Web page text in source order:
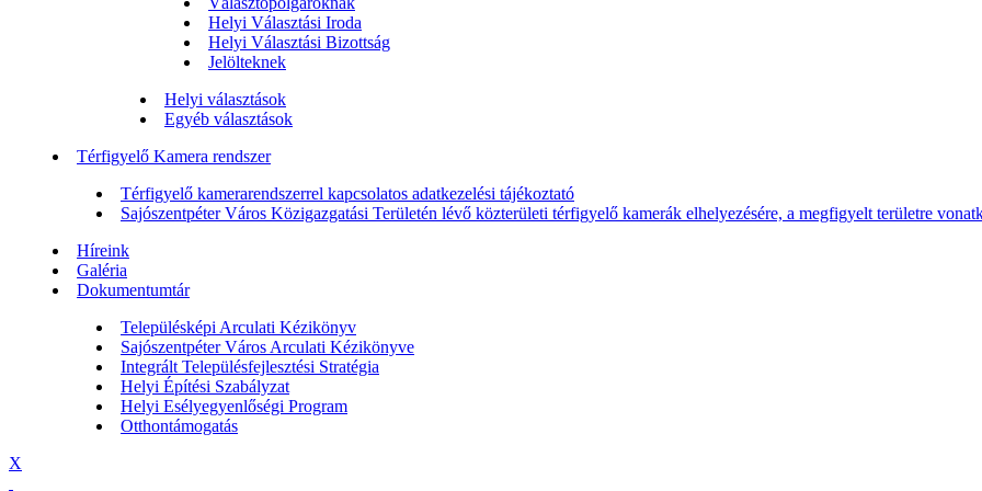
Helyi Választási Iroda
Helyi Választási Bizottság
Jelölteknek
Helyi választások
Egyéb választások
Térfigyelő Kamera rendszer
Térfigyelő kamerarendszerrel kapcsolatos adatkezelési tájékoztató
Sajószentpéter Város Közigazgatási Területén lévő közterületi térfigyelő kamerák elhelyezésére, a megfigyelt területre
Híreink
Galéria
Dokumentumtár
Településképi Arculati Kézikönyv
Sajószentpéter Város Arculati Kézikönyve
Integrált Településfejlesztési Stratégia
Helyi Építési Szabályzat
Helyi Esélyegyenlőségi Program
Otthontámogatás
X